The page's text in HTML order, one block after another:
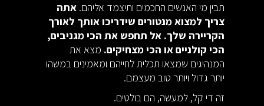
תבין מי האנשים החכמים ותיצמד אליהם.אתה
צריך למצוא מנטורים שידריכו אותך לאורך
הקריירה שלך. אל תחפש את הכי מגניבים,
הכי קולניים או הכי מצחיקים. מצא את
המנהיגים שמצאו תכלית לחייהם ומאמינים במשהו
יותר גדול ויותר טוב מעצמם.
זה די קל, למעשה, הם בולטים.